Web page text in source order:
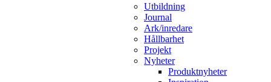
Utbildning
Journal
Ark/inredare
Hållbarhet
Projekt
Nyheter
Produktnyheter